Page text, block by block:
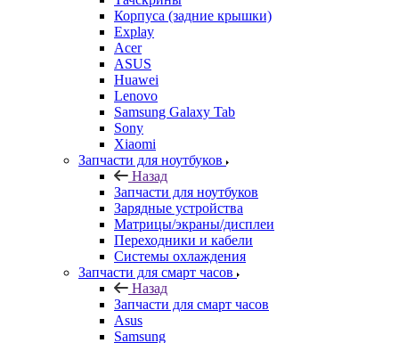
Acer
ASUS
Huawei
Lenovo
Samsung Galaxy Tab
Sony
Xiaomi
Запчасти для ноутбуков
Назад
Запчасти для ноутбуков
Зарядные устройства
Матрицы/экраны/дисплеи
Переходники и кабели
Системы охлаждения
Запчасти для смарт часов
Назад
Запчасти для смарт часов
Asus
Samsung
Аксессуары
Назад